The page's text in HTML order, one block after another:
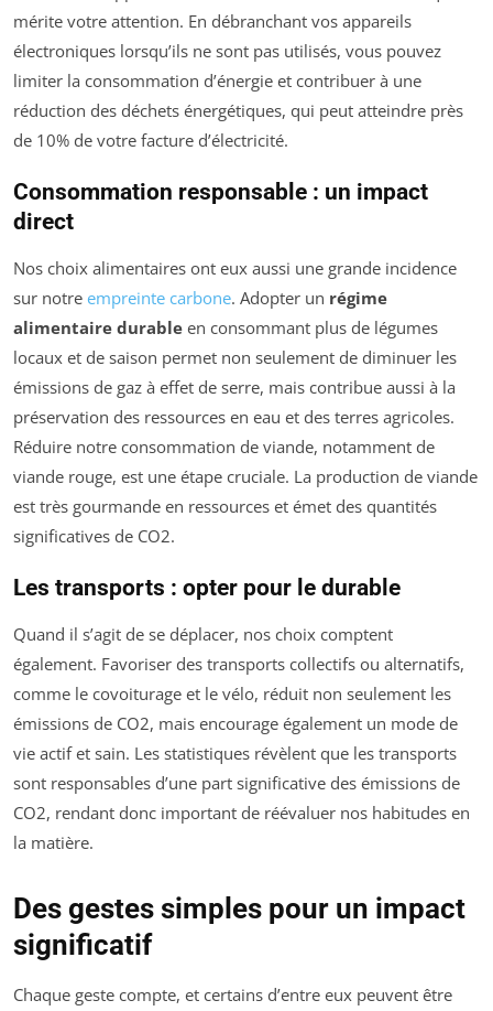
mérite votre attention. En débranchant vos appareils
électroniques lorsqu’ils ne sont pas utilisés, vous pouvez
limiter la consommation d’énergie et contribuer à une
réduction des déchets énergétiques, qui peut atteindre près
de 10% de votre facture d’électricité.
Consommation responsable : un impact
direct
Nos choix alimentaires ont eux aussi une grande incidence
sur notre empreinte carbone. Adopter un régime
alimentaire durable en consommant plus de légumes
locaux et de saison permet non seulement de diminuer les
émissions de gaz à effet de serre, mais contribue aussi à la
préservation des ressources en eau et des terres agricoles.
Réduire notre consommation de viande, notamment de
viande rouge, est une étape cruciale. La production de viande
est très gourmande en ressources et émet des quantités
significatives de CO2.
Les transports : opter pour le durable
Quand il s’agit de se déplacer, nos choix comptent
également. Favoriser des transports collectifs ou alternatifs,
comme le covoiturage et le vélo, réduit non seulement les
émissions de CO2, mais encourage également un mode de
vie actif et sain. Les statistiques révèlent que les transports
sont responsables d’une part significative des émissions de
CO2, rendant donc important de réévaluer nos habitudes en
la matière.
Des gestes simples pour un impact
significatif
Chaque geste compte, et certains d’entre eux peuvent être